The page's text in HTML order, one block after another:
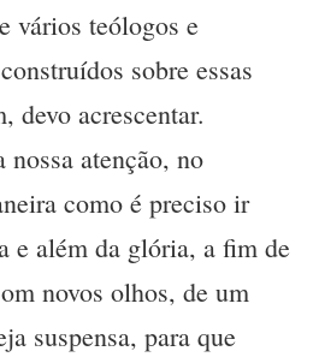
vários teólogos e
sobre essas
devo acrescentar.
nossa atenção, no
como é preciso ir
e além da glória, a fim de
novos olhos, de um
suspensa, para que